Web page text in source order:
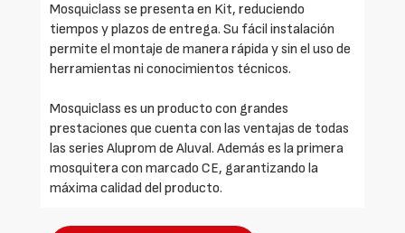
Mosquiclass se presenta en Kit, reduciendo
tiempos y plazos de entrega. Su fácil instalación
permite el montaje de manera rápida y sin el uso de
herramientas ni conocimientos técnicos.
Mosquiclass es un producto con grandes
prestaciones que cuenta con las ventajas de todas
las series Aluprom de Aluval. Además es la primera
mosquitera con marcado CE, garantizando la
máxima calidad del producto.